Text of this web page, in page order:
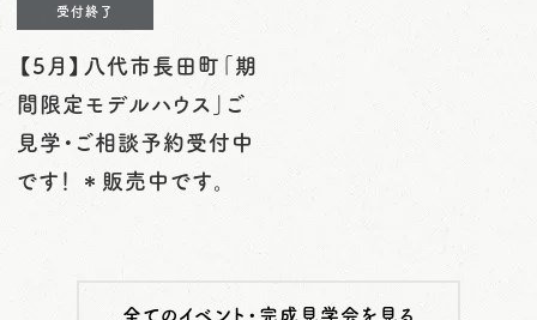
受付終了
【5月】八代市長田町「期
間限定モデルハウス」ご
見学・ご相談予約受付中
です！ ＊販売中です。
全てのイベント・完成見学会を見る